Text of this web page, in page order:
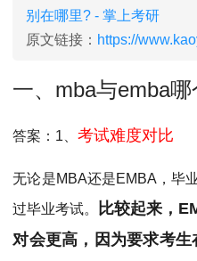
院校库 考试报名 招生政
MPAcc会计专硕
院校库 考试报名 招生政
MTA旅游管理
院校库 考试报名 招生
别在哪里? - 掌上考研
原文链接： https://
一、mba与emba哪
答案：1、考试难度对比
无论是MBA还是EMBA，毕
过毕业考试。
比较起来，
对会更高，因为要求考